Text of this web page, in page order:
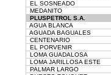
EL SOSNEADO
MEDANITO
PLUSPETROL S.A.
AGUA BLANCA
AGUADA BAGUALES
CENTENARIO
EL PORVENIR
LOMA GUADALOSA
LOMA JARILLOSA ESTE
PALMAR LARGO